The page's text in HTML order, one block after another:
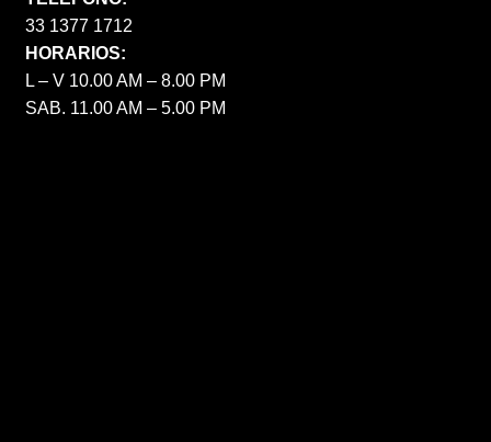
33 1377 1712
HORARIOS:
L – V 10.00 AM – 8.00 PM
SAB. 11.00 AM – 5.00 PM